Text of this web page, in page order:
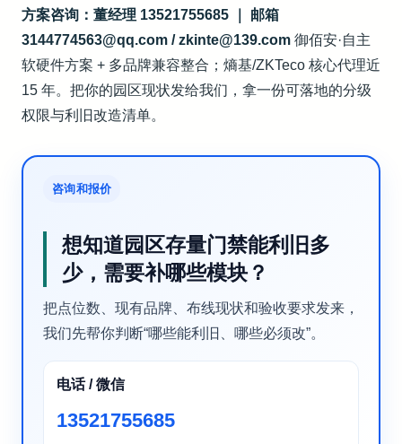
方案咨询：董经理 13521755685 ｜ 邮箱
3144774563@qq.com / zkinte@139.com 御佰安·自主
软硬件方案 + 多品牌兼容整合；熵基/ZKTeco 核心代理近
15 年。把你的园区现状发给我们，拿一份可落地的分级
权限与利旧改造清单。
咨询和报价
想知道园区存量门禁能利旧多
少，需要补哪些模块？
把点位数、现有品牌、布线现状和验收要求发来，
我们先帮你判断“哪些能利旧、哪些必须改”。
电话 / 微信
13521755685